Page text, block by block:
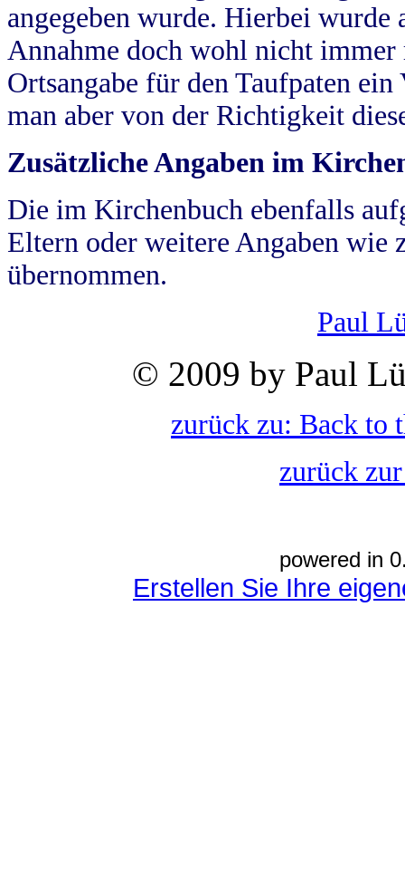
angegeben wurde. Hierbei wurde
Annahme doch wohl nicht
Ortsangabe für den Taufpaten
man aber von der Richtigkeit
Zusätzliche Angaben im
Die im Kirchenbuch ebenfalls
Eltern oder weitere Angaben wie
übernommen.
Paul
© 2009 by Paul
zurück zu: Back to
zurück
powered in
Erstellen Sie Ihre